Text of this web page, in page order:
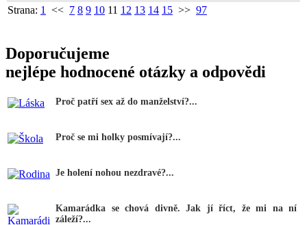
Strana: 1 << 7 8 9 10 11 12 13 14 15 >> 97
Doporučujeme
nejlépe hodnocené otázky a odpovědi
Proč patří sex až do manželství?...
Proč se mi holky posmívají?...
Je holení nohou nezdravé?...
Kamarádka se chová divně. Jak jí říct, že mi na ní
záleží?...